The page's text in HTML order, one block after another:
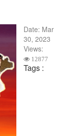
Date: Mar
30, 2023
Views:
12877
Tags :